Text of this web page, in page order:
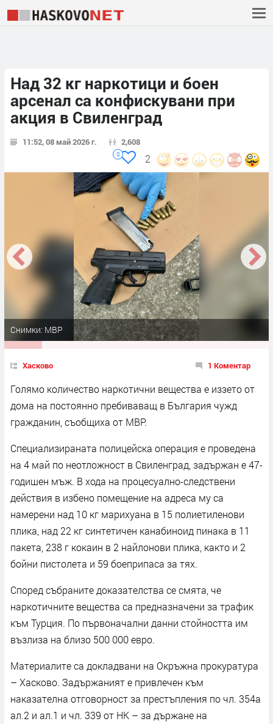
Над 32 кг наркотици и боен
арсенал са конфискувани при
акция в Свиленград
11:52, 08 май 2026 г. 2,608
2
0
Снимки: МВР
Хасково 1 Коментар
Голямо количество наркотични вещества е иззето от
дома на постоянно пребиваващ в България чужд
гражданин, съобщиха от МВР.
Специализираната полицейска операция е проведена
на 4 май по неотложност в Свиленград, задържан е 47-
годишен мъж. В хода на процесуално-следствени
действия в избено помещение на адреса му са
намерени над 10 кг марихуана в 15 полиетиленови
плика, над 22 кг синтетичен канабиноид пинака в 11
пакета, 238 г кокаин в 2 найлонови плика, както и 2
бойни пистолета и 59 боеприпаса за тях.
Според събраните доказателства се смята, че
наркотичните вещества са предназначени за трафик
към Турция. По първоначални данни стойността им
възлиза на близо 500 000 евро.
Материалите са докладвани на Окръжна прокуратура
– Хасково. Задържаният е привлечен към
наказателна отговорност за престъпления по чл. 354а
ал.2 и ал.1 и чл. 339 от НК – за държане на